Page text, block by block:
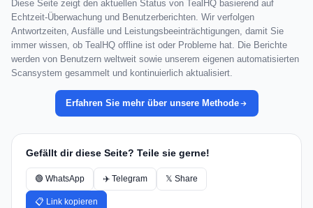
Diese Seite zeigt den aktuellen Status von TealHQ basierend auf
Echtzeit-Überwachung und Benutzerberichten. Wir verfolgen
Antwortzeiten, Ausfälle und Leistungsbeeinträchtigungen, damit Sie
immer wissen, ob TealHQ offline ist oder Probleme hat. Die Berichte
werden von Benutzern weltweit sowie unserem eigenen automatisierten
Scansystem gesammelt und kontinuierlich aktualisiert.
Erfahren Sie mehr über unsere Methode
Gefällt dir diese Seite? Teile sie gerne!
🟢 WhatsApp ✈️ Telegram 𝕏 Share
📋 Link kopieren